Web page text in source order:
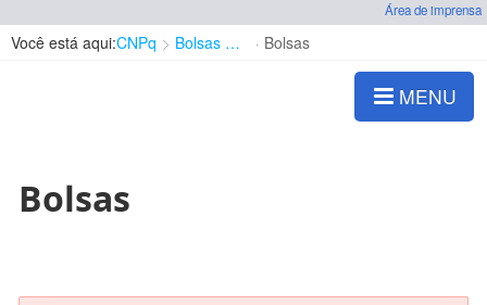
Área de imprensa
Você está aqui:CNPq Bolsas e Auxílios Vigentes Bolsas
MENU
Bolsas